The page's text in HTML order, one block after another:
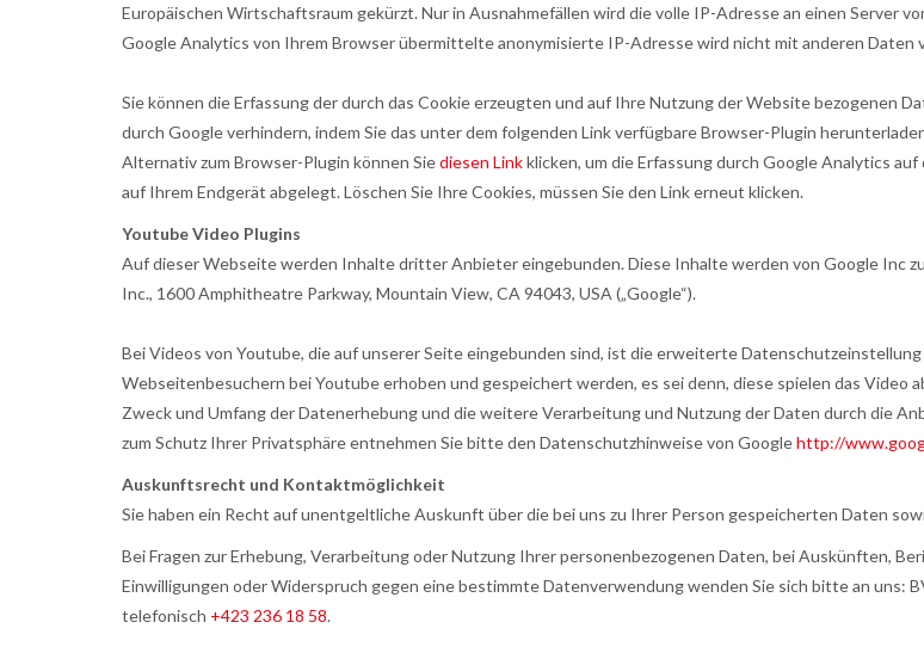
Europäischen Wirtschaftsraum gekürzt. Nur in Ausnahmefällen wird die volle IP-Adresse an einen Server
Google Analytics von Ihrem Browser übermittelte anonymisierte IP-Adresse wird nicht mit anderen Daten
Sie können die Erfassung der durch das Cookie erzeugten und auf Ihre Nutzung der Website bezogenen
durch Google verhindern, indem Sie das unter dem folgenden Link verfügbare Browser-Plugin
Alternativ zum Browser-Plugin können Siediesen Linkklicken, um die Erfassung durch Google Analytics
auf Ihrem Endgerät abgelegt. Löschen Sie Ihre Cookies, müssen Sie den Link erneut klicken.
Youtube Video Plugins
Auf dieser Webseite werden Inhalte dritter Anbieter eingebunden. Diese Inhalte werden von Google Inc
Inc., 1600 Amphitheatre Parkway, Mountain View, CA 94043, USA („Google“).
Bei Videos von Youtube, die auf unserer Seite eingebunden sind, ist die erweiterte
Webseitenbesuchern bei Youtube erhoben und gespeichert werden, es sei denn, diese spielen das Video
Zweck und Umfang der Datenerhebung und die weitere Verarbeitung und Nutzung der Daten durch die
zum Schutz Ihrer Privatsphäre entnehmen Sie bitte den Datenschutzhinweise von Googlehttp://
Auskunftsrecht und Kontaktmöglichkeit
Sie haben ein Recht auf unentgeltliche Auskunft über die bei uns zu Ihrer Person gespeicherten Daten
Bei Fragen zur Erhebung, Verarbeitung oder Nutzung Ihrer personenbezogenen Daten, bei Auskünften,
Einwilligungen oder Widerspruch gegen eine bestimmte Datenverwendung wenden Sie sich bitte an uns:
telefonisch +423 236 18 58.